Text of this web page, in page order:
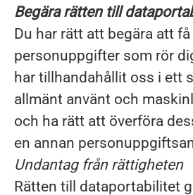
Begära rätten till
Du har rätt att begära att
personuppgifter som rör
har tillhandahållit oss i ett
allmänt använt och
och ha rätt att överföra
en annan
Undantag från rättigheten
Rätten till dataportabilitet